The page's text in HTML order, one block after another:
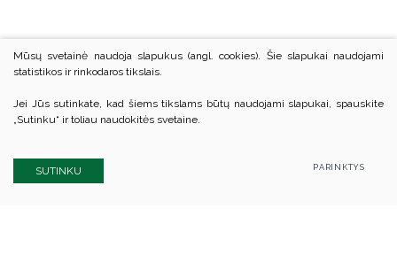
Mūsų svetainė naudoja slapukus (angl. cookies). Šie slapukai naudojami
statistikos ir rinkodaros tikslais.
Jei Jūs sutinkate, kad šiems tikslams būtų naudojami slapukai, spauskite
„Sutinku“ ir toliau naudokitės svetaine.
SUTINKU PARINKTYS